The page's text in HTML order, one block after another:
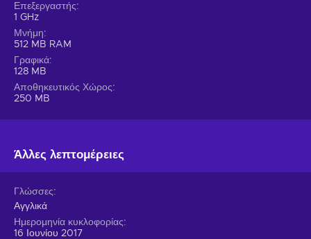
Επεξεργαστής
1 GHz
Μνήμη
512 MB RAM
Γραφικά
128 MB
Αποθηκευτικός Χώρος
250 MB
Άλλες λεπτομέρειες
Γλώσσες
Αγγλικά
Ημερομηνία κυκλοφορίας
16 Ιουνίου 2017